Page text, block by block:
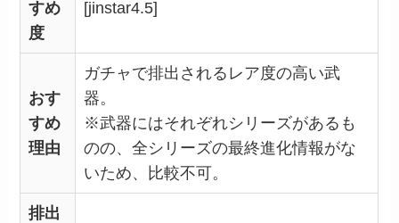
すめ
度
[jinstar4.5]
おす
すめ
理由
ガチャで排出されるレア度の高い武
器。
※武器にはそれぞれシリーズがあるも
のの、全シリーズの最終進化情報がな
いため、比較不可。
排出